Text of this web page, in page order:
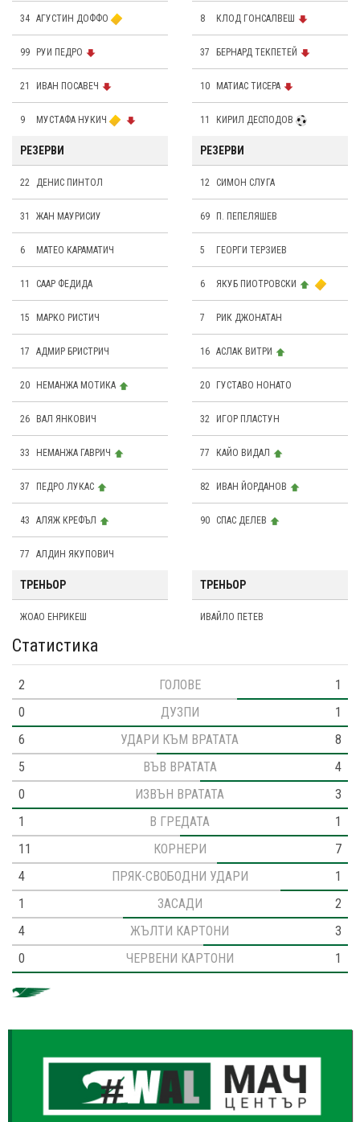
34 АГУСТИН ДОФФО
99 РУИ ПЕДРО
21 ИВАН ПОСАВЕЧ
9 МУСТАФА НУКИЧ
РЕЗЕРВИ
22 ДЕНИС ПИНТОЛ
31 ЖАН МАУРИСИУ
6 МАТЕО КАРАМАТИЧ
11 СААР ФЕДИДА
15 МАРКО РИСТИЧ
17 АДМИР БРИСТРИЧ
20 НЕМАНЖА МОТИКА
26 ВАЛ ЯНКОВИЧ
33 НЕМАНЖА ГАВРИЧ
37 ПЕДРО ЛУКАС
43 АЛЯЖ КРЕФЪЛ
77 АЛДИН ЯКУПОВИЧ
8 КЛОД ГОНСАЛВЕШ
37 БЕРНАРД ТЕКПЕТЕЙ
10 МАТИАС ТИСЕРА
11 КИРИЛ ДЕСПОДОВ
РЕЗЕРВИ
12 СИМОН СЛУГА
69 П. ПЕПЕЛЯШЕВ
5 ГЕОРГИ ТЕРЗИЕВ
6 ЯКУБ ПИОТРОВСКИ
7 РИК ДЖОНАТАН
16 АСЛАК ВИТРИ
20 ГУСТАВО НОНАТО
32 ИГОР ПЛАСТУН
77 КАЙО ВИДАЛ
82 ИВАН ЙОРДАНОВ
90 СПАС ДЕЛЕВ
ТРЕНЬОР
ЖОАО ЕНРИКЕШ
ТРЕНЬОР
ИВАЙЛО ПЕТЕВ
Статистика
2 ГОЛОВЕ
1
0
ДУЗПИ
1
6
УДАРИ КЪМ ВРАТАТА
8
5
ВЪВ ВРАТАТА
4
0
ИЗВЪН ВРАТАТА
3
1
В ГРЕДАТА
1
11
КОРНЕРИ
7
4
ПРЯК-СВОБОДНИ УДАРИ
1
1
ЗАСАДИ
2
4
ЖЪЛТИ КАРТОНИ
3
0
ЧЕРВЕНИ КАРТОНИ 1